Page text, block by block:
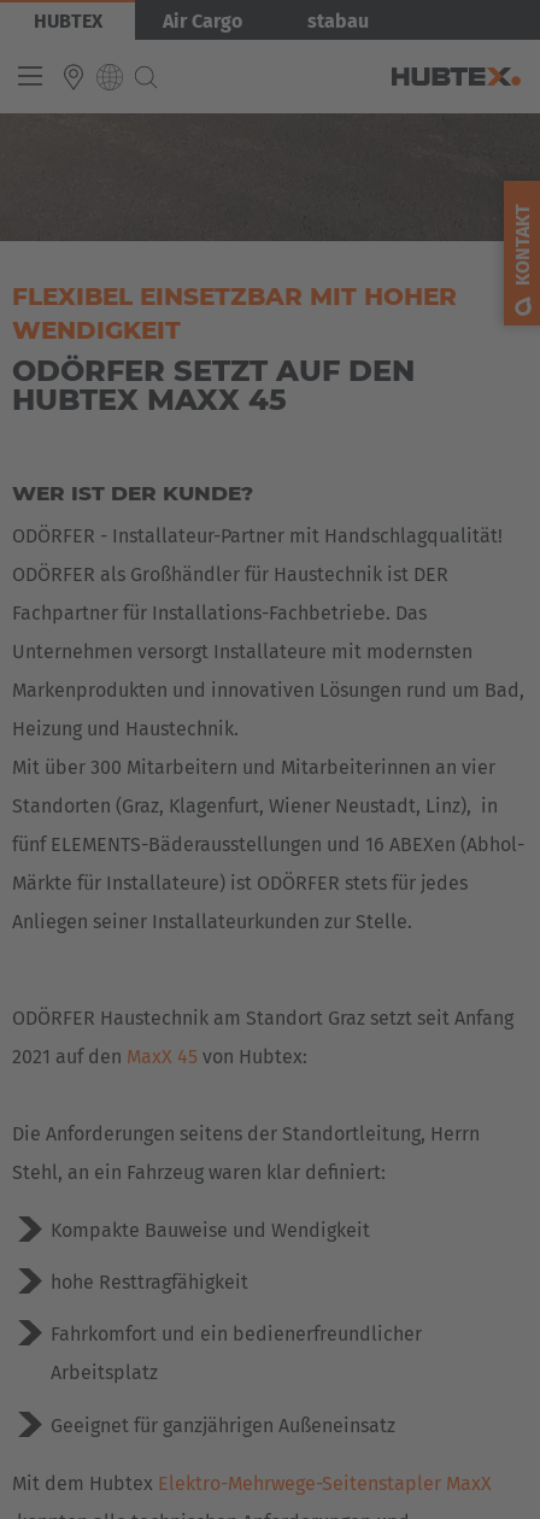
Direkt
Inhalt
HUBTEX Air Cargo stabau
Español
Français
Bild
FLEXIBEL EINSETZBAR MIT HOHER
WENDIGKEIT
ODÖRFER SETZT AUF DEN
HUBTEX MAXX 45
WER IST DER KUNDE?
ODÖRFER - Installateur-Partner mit Handschlagqualität!
ODÖRFER als Großhändler für Haustechnik ist DER
Fachpartner für Installations-Fachbetriebe. Das
Unternehmen versorgt Installateure mit modernsten
Markenprodukten und innovativen Lösungen rund um Bad,
Heizung und Haustechnik.
Mit über 300 Mitarbeitern und Mitarbeiterinnen an vier
Standorten (Graz, Klagenfurt, Wiener Neustadt, Linz), in
fünf ELEMENTS-Bäderausstellungen und 16 ABEXen (Abhol-
Märkte für Installateure) ist ODÖRFER stets für jedes
Anliegen seiner Installateurkunden zur Stelle.
ODÖRFER Haustechnik am Standort Graz setzt seit Anfang
2021 auf den MaxX 45 von Hubtex:
Die Anforderungen seitens der Standortleitung, Herrn
Stehl, an ein Fahrzeug waren klar definiert:
Kompakte Bauweise und Wendigkeit
hohe Resttragfähigkeit
Fahrkomfort und ein bedienerfreundlicher
Arbeitsplatz
Geeignet für ganzjährigen Außeneinsatz
Mit dem Hubtex Elektro-Mehrwege-Seitenstapler MaxX
KONTAKT